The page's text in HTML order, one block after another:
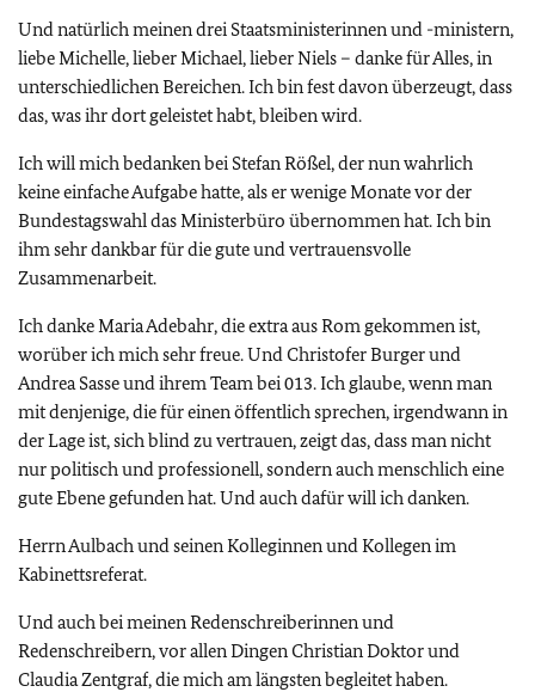
Und natürlich meinen drei Staatsministerinnen und -ministern,
liebe Michelle, lieber Michael, lieber Niels – danke für Alles, in
unterschiedlichen Bereichen. Ich bin fest davon überzeugt, dass
das, was ihr dort geleistet habt, bleiben wird.
Ich will mich bedanken bei Stefan Rößel, der nun wahrlich
keine einfache Aufgabe hatte, als er wenige Monate vor der
Bundestagswahl das Ministerbüro übernommen hat. Ich bin
ihm sehr dankbar für die gute und vertrauensvolle
Zusammenarbeit.
Ich danke Maria Adebahr, die extra aus Rom gekommen ist,
worüber ich mich sehr freue. Und Christofer Burger und
Andrea Sasse und ihrem Team bei 013. Ich glaube, wenn man
mit denjenige, die für einen öffentlich sprechen, irgendwann in
der Lage ist, sich blind zu vertrauen, zeigt das, dass man nicht
nur politisch und professionell, sondern auch menschlich eine
gute Ebene gefunden hat. Und auch dafür will ich danken.
Herrn Aulbach und seinen Kolleginnen und Kollegen im
Kabinettsreferat.
Und auch bei meinen Redenschreiberinnen und
Redenschreibern, vor allen Dingen Christian Doktor und
Claudia Zentgraf, die mich am längsten begleitet haben.